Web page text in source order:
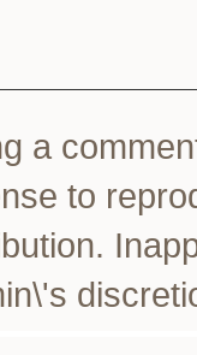
a
to